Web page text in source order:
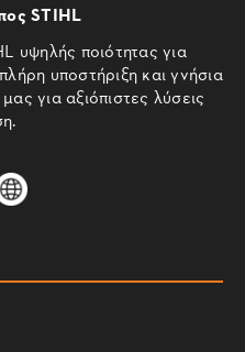
STIHL
υψηλής ποιότητας για
υποστήριξη και γνήσια
για αξιόπιστες λύσεις